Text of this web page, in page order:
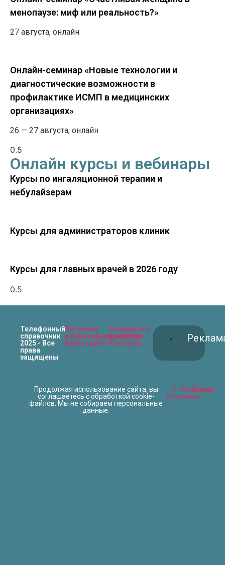
менопаузе: миф или реальность?»
27 августа, онлайн
Онлайн-семинар «Новые технологии и
диагностические возможности в
профилактике ИСМП в медицинских
организациях»
26 — 27 августа, онлайн
Онлайн курсы и вебинары
Курсы по ингаляционной терапии и
небулайзерам
Курсы для администраторов клиник
Курсы для главных врачей в 2026 году
Телефонный
справочник
2025 - Все
права
защищены
Политика
конфиденциальности
Карта сайта
Сообщить о
проблеме
Контакты
Продолжая использование сайта, вы
соглашаетесь с обработкой cookie-
файлов. Мы не собираем персональные
данные.
О
компании
Вакансии
Статьи